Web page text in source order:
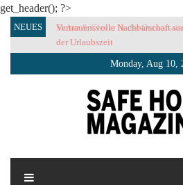
get_header(); ?>
SkipNEUES
Vertrauensvolle Nachbarschaft
der Urlaubszeit
Monday, Aug 10,
SAFE HOME